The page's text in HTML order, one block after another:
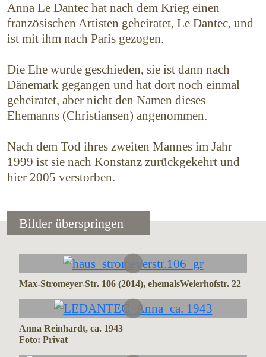
Anna Le Dantec hat nach dem Krieg einen
französischen Artisten geheiratet, Le Dantec, und
ist mit ihm nach Paris gezogen.
Die Ehe wurde geschieden, sie ist dann nach
Dänemark gegangen und hat dort noch einmal
geheiratet, aber nicht den Namen dieses
Ehemanns (Christiansen) angenommen.
Nach dem Tod ihres zweiten Mannes im Jahr
1999 ist sie nach Konstanz zurückgekehrt und
hier 2005 verstorben.
Bilder überspringen
Max-Stromeyer-Str. 106 (2014), ehemalsWeierhofstr. 22
Anna Reinhardt, ca. 1943
Foto: Privat